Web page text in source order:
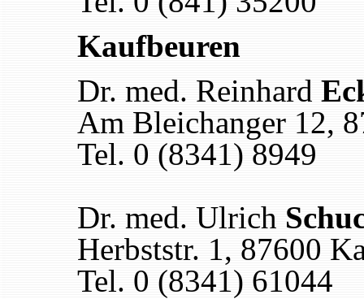
Kaufbeuren
Dr. med. Reinhard
Am Bleichanger 12,
Tel. 0 (8341) 8949
Dr. med. Ulrich
Herbststr. 1, 87600
Tel. 0 (8341) 61044